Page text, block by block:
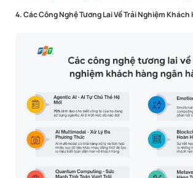
4. Các Công Nghệ Tương Lai Về Trải Nghiệm Khách